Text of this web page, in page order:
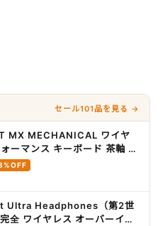
セール101品を見る →
MX MECHANICAL ワイヤ
ーマンス キーボード 茶軸 タ
な打鍵感 特に静か Logi
非対応 薄型 無線 メカニ
mac chrome Android
KX850 国内正規品 グラファ
Ultra Headphones（第2世
全 ワイヤレス オーバーイヤ